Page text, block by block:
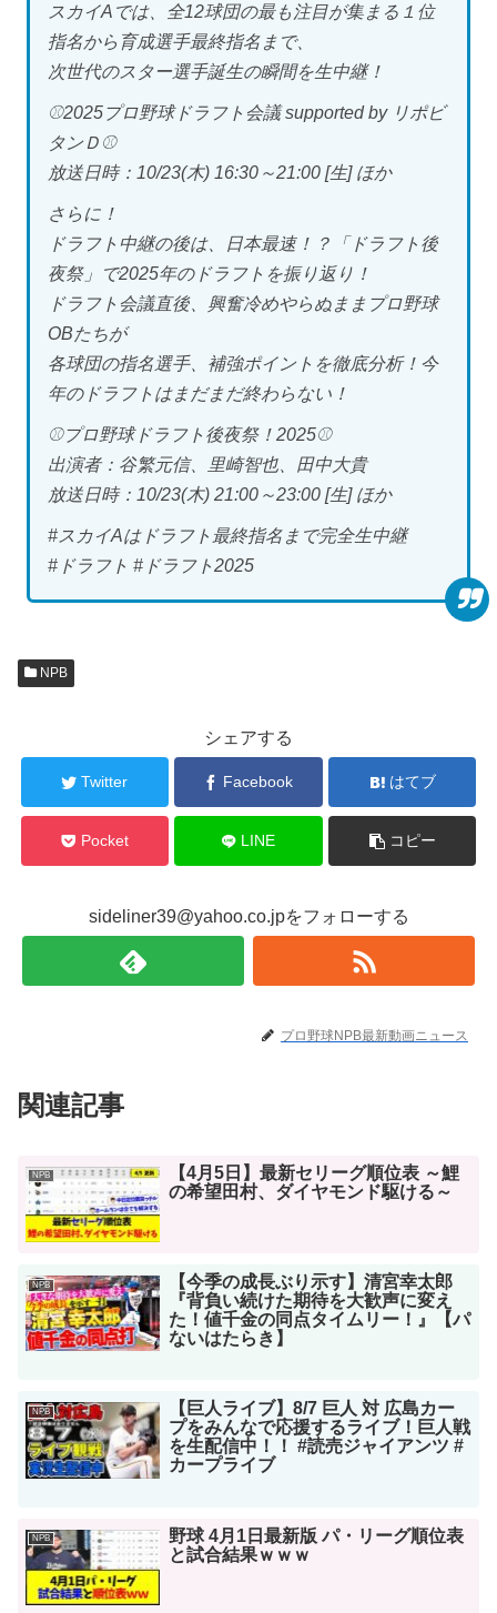
スカイAでは、全12球団の最も注目が集まる１位
指名から育成選手最終指名まで、
次世代のスター選手誕生の瞬間を生中継！
⚾️2025プロ野球ドラフト会議 supported by リポビ
タンＤ⚾️
放送日時：10/23(木) 16:30～21:00 [生] ほか
さらに！
ドラフト中継の後は、日本最速！？「ドラフト後
夜祭」で2025年のドラフトを振り返り！
ドラフト会議直後、興奮冷めやらぬままプロ野球
OBたちが
各球団の指名選手、補強ポイントを徹底分析！今
年のドラフトはまだまだ終わらない！
⚾️プロ野球ドラフト後夜祭！2025⚾️
出演者：谷繁元信、里崎智也、田中大貴
放送日時：10/23(木) 21:00～23:00 [生] ほか
#スカイAはドラフト最終指名まで完全生中継
#ドラフト #ドラフト2025
NPB
シェアする
Twitter Facebook はてブ
Pocket LINE コピー
sideliner39@yahoo.co.jpをフォローする
プロ野球NPB最新動画ニュース
関連記事
NPB
【4月5日】最新セリーグ順位表 ～鯉
の希望田村、ダイヤモンド駆ける～
NPB
【今季の成長ぶり示す】清宮幸太郎
『背負い続けた期待を大歓声に変え
た！値千金の同点タイムリー！』【パ
ないはたらき】
NPB
【巨人ライブ】8/7 巨人 対 広島カー
プをみんなで応援するライブ！巨人戦
を生配信中！！ #読売ジャイアンツ #
カープライブ
NPB
野球 4月1日最新版 パ・リーグ順位表
と試合結果ｗｗｗ